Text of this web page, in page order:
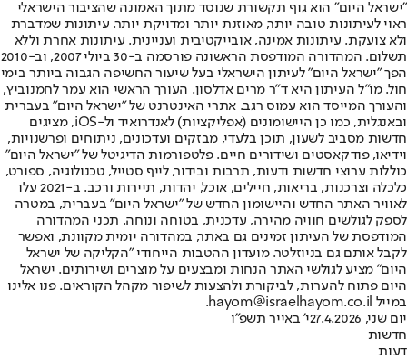
"ישראל היום" הוא גוף תקשורת שנוסד מתוך האמונה שהציבור הישראלי
ראוי לעיתונות טובה יותר, מאוזנת יותר ומדויקת יותר. עיתונות שמדברת
ולא צועקת. עיתונות אמינה, אובייקטיבית ועניינית. עיתונות אחרת וללא
תשלום. המהדורה המודפסת הראשונה פורסמה ב-30 ביולי 2007, וב-2010
הפך "ישראל היום" לעיתון הישראלי בעל שיעור החשיפה הגבוה ביותר בימי
חול. מו"ל העיתון היא ד"ר מרים אדלסון. העורך הראשי הוא עמר לחמנוביץ,
והעורך המייסד הוא עמוס רגב. אתרי האינטרנט של "ישראל היום" בעברית
ובאנגלית, כמו כן היישומונים (אפליקציות) לאנדרואיד ול-iOS, מציגים
חדשות מסביב לשעון, תוכן בלעדי, מבזקים ועדכונים, ניתוחים ופרשנויות,
וידיאו, פודקאסטים ושידורים חיים. פלטפורמות הדיגיטל של "ישראל היום"
כוללות ערוצי חדשות ודעות, תרבות ובידור, לייף סטייל, טכנולוגיה, ספורט,
כלכלה וצרכנות, בריאות, חיילים, אוכל, יהדות, תיירות ורכב. ב-2021 עלו
לאוויר האתר החדש והיישומון החדש של "ישראל היום" בעברית, במטרה
לספק לגולשים חוויה מהירה, עדכנית, בטוחה ונוחה. תכני המהדורה
המודפסת של העיתון זמינים גם באתר, במהדורה יומית מקוונת, ואפשר
לקבל אותם גם בניוזלטר. מועדון ההטבות הייחודי "הקליקה של ישראל
היום" מציע לגולשי האתר הנחות ומבצעים על מוצרים ושירותים. ישראל
היום פתוח להערות, לביקורת ולהצעות לשיפור מקהל הקוראים. פנו אלינו
במייל hayom@israelhayom.co.il.
יום שני, 27.4.2026
י' באייר תשפ"ו
חדשות
דעות